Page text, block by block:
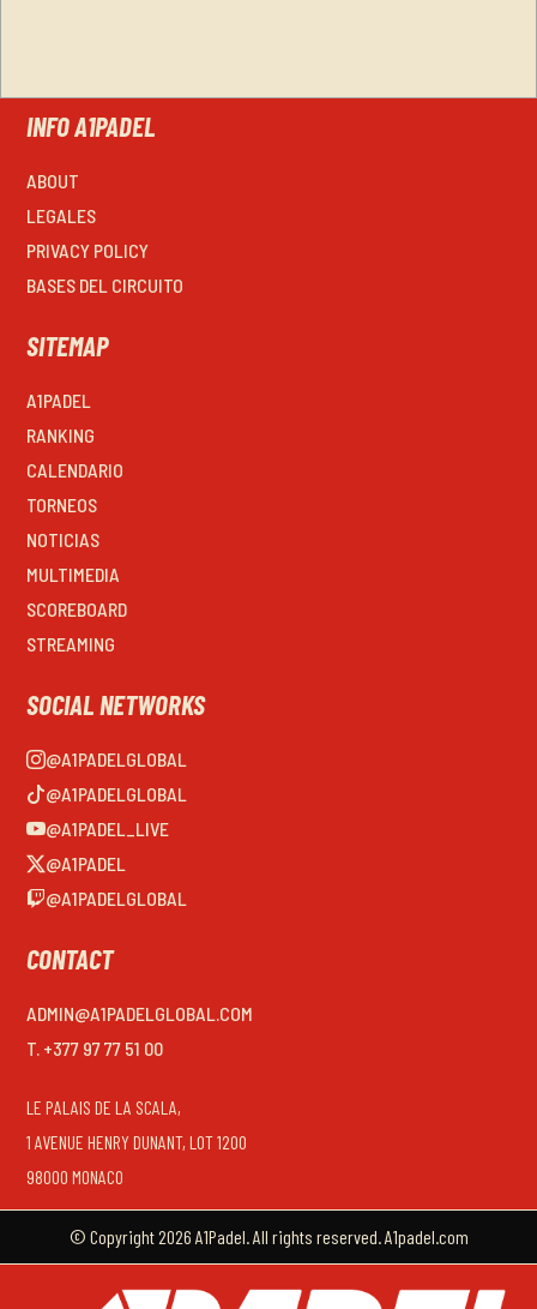
INFO A1PADEL
ABOUT
LEGALES
PRIVACY POLICY
BASES DEL CIRCUITO
SITEMAP
A1PADEL
RANKING
CALENDARIO
TORNEOS
NOTICIAS
MULTIMEDIA
SCOREBOARD
STREAMING
SOCIAL NETWORKS
@A1PADELGLOBAL
@A1PADELGLOBAL
@A1PADEL_LIVE
@A1PADEL
@A1PADELGLOBAL
CONTACT
ADMIN@A1PADELGLOBAL.COM
T. +377 97 77 51 00
LE PALAIS DE LA SCALA,
1 AVENUE HENRY DUNANT, LOT 1200
98000 MONACO
© Copyright 2026 A1Padel. All rights reserved. A1padel.com